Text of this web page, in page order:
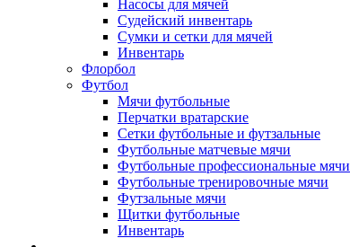
Насосы для мячей
Судейский инвентарь
Сумки и сетки для мячей
Инвентарь
Флорбол
Футбол
Мячи футбольные
Перчатки вратарские
Сетки футбольные и футзальные
Футбольные матчевые мячи
Футбольные профессиональные мячи
Футбольные тренировочные мячи
Футзальные мячи
Щитки футбольные
Инвентарь